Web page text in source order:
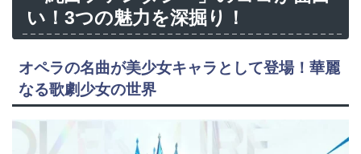
い！3つの魅力を深掘り！
オペラの名曲が美少女キャラとして登場！華麗
なる歌劇少女の世界